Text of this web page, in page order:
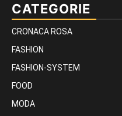
CATEGORIE
CRONACA ROSA
FASHION
FASHION-SYSTEM
FOOD
MODA